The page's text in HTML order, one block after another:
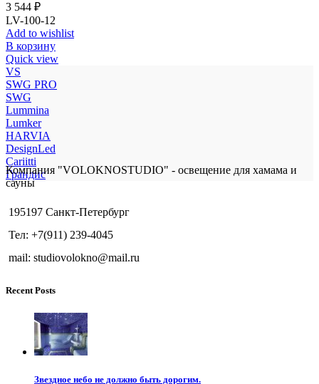
3 544 ₽
LV-100-12
Add to wishlist
В корзину
Quick view
VS
SWG PRO
SWG
Lummina
Lumker
HARVIA
DesignLed
Cariitti
Грандис
Компания "VOLOKNOSTUDIO" - освещение для хамама и
сауны
195197 Санкт-Петербург
Тел: +7(911) 239-4045
mail: studiovolokno@mail.ru
Recent Posts
Звездное небо не должно быть дорогим.